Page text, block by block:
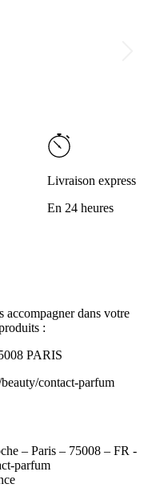
Livraison express
En 24 heures
accompagner dans votre
:
PARIS
contact-parfum
– Paris – 75008 – FR -
parfum